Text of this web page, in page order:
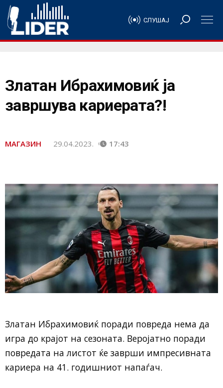
СЛУШАЈ
Златан Ибрахимовиќ ја
завршува кариерата?!
МАГАЗИН 29.04.2023. 17:43
Златан Ибрахимовиќ поради повреда нема да
игра до крајот на сезоната. Веројатно поради
повредата на листот ќе заврши импресивната
кариера на 41. годишниот напаѓач.